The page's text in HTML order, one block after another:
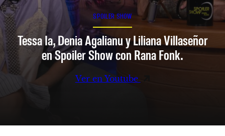
SPOILER SHOW
Tessa Ia, Denia Agalianu y Liliana Villaseñor
en Spoiler Show con Rana Fonk.
Ver en Youtube